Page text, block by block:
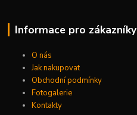
Informace pro zákazníky
O nás
Jak nakupovat
Obchodní podmínky
Fotogalerie
Kontakty